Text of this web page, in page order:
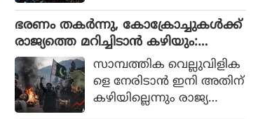
ഭരണം തകര്‍ന്നു, കോക്രോച്ചുകള്‍ക്ക്
രാജ്യത്തെ മറിച്ചിടാന്‍ കഴിയും:
പാകിസ്ഥാന്‍ ആഭ്യന്തര മന്ത്രി
മൊഹ്സിന്‍ നഖ്വി
സാമ്പത്തിക വെല്ലുവിളിക
ളെ നേരിടാന്‍ ഇനി അതിന്
കഴിയില്ലെന്നും രാജ്യത്തെ